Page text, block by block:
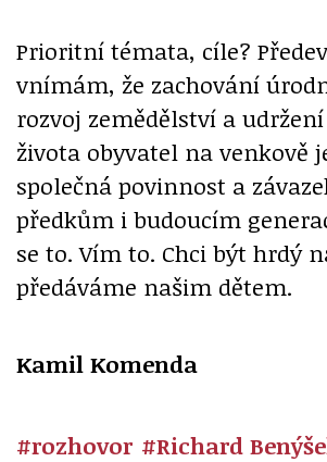
Prioritní témata, cíle?
vnímám, že zachování
rozvoj zemědělství a
života obyvatel na venkově
společná povinnost a
předkům i budoucím
se to. Vím to. Chci být hrdý
předáváme našim dětem.
Kamil Komenda
#rozhovor #Richard